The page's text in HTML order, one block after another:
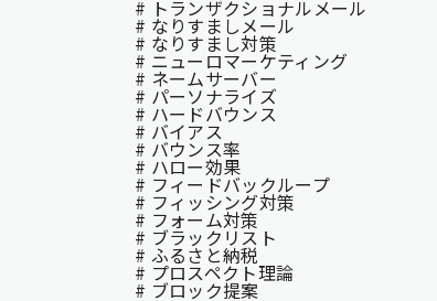
# トランザクショナルメール
# なりすましメール
# なりすまし対策
# ニューロマーケティング
# ネームサーバー
# パーソナライズ
# ハードバウンス
# バイアス
# バウンス率
# ハロー効果
# フィードバックループ
# フィッシング対策
# フォーム対策
# ブラックリスト
# ふるさと納税
# プロスペクト理論
# ブロック提案